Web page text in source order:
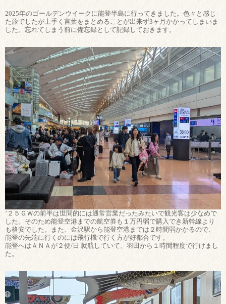
2025年のゴールデンウイークに能登半島に行ってきました。色々と感じ
た旅でしたが上手く言葉をまとめることが出来ず3ヶ月かかってしまいま
した。忘れてしまう前に備忘録として記録しておきます。
’２５ＧＷの前半は世間的には通常営業だったみたいで観光客は少なめで
した。そのため能登空港までの航空券も１万円弱で購入でき新幹線より
も格安でした。また、金沢駅から能登空港までは２時間弱かかるので、
能登の先端に行くのには飛行機で行く方が好都合です。
能登へはＡＮＡが２便/日 就航していて、羽田から１時間程度で行けまし
た。